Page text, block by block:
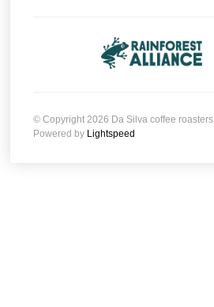
© Copyright 2026 Da Silva coffee roasters
Powered by Lightspeed